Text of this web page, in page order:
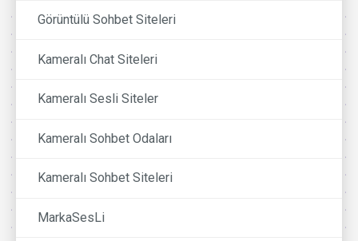
Görüntülü Sohbet Siteleri
Kameralı Chat Siteleri
Kameralı Sesli Siteler
Kameralı Sohbet Odaları
Kameralı Sohbet Siteleri
MarkaSesLi